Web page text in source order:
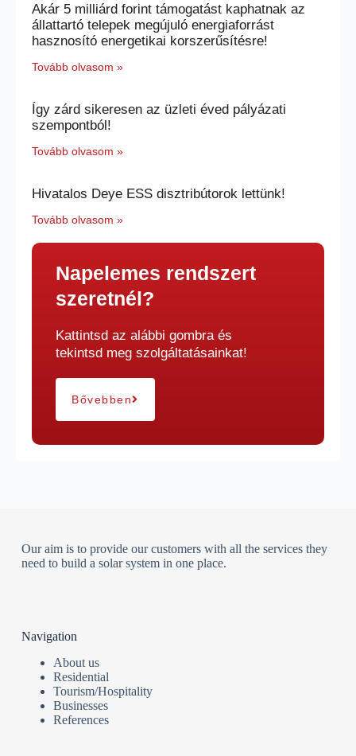
Akár 5 milliárd forint támogatást kaphatnak az
állattartó telepek megújuló energiaforrást
hasznosító energetikai korszerűsítésre!
Tovább olvasom »
Így zárd sikeresen az üzleti éved pályázati
szempontból!
Tovább olvasom »
Hivatalos Deye ESS disztribútorok lettünk!
Tovább olvasom »
Napelemes rendszert
szeretnél?
Kattintsd az alábbi gombra és
tekintsd meg szolgáltatásainkat!
Bővebben
Our aim is to provide our customers with all the services they
need to build a solar system in one place.
Navigation
About us
Residential
Tourism/Hospitality
Businesses
References